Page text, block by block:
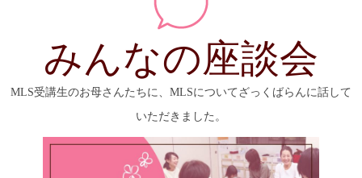
みんなの座談会
MLS受講生のお母さんたちに、MLSについてざっくばらんに話して
いただきました。